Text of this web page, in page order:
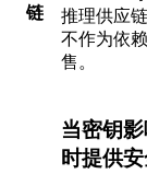
链
推理供应
不作为依
售。
当密钥
时提供